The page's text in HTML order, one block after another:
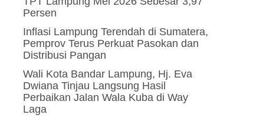
Persen
Inflasi Lampung Terendah di Sumatera,
Pemprov Terus Perkuat Pasokan dan
Distribusi Pangan
Wali Kota Bandar Lampung, Hj. Eva
Dwiana Tinjau Langsung Hasil
Perbaikan Jalan Wala Kuba di Way
Laga